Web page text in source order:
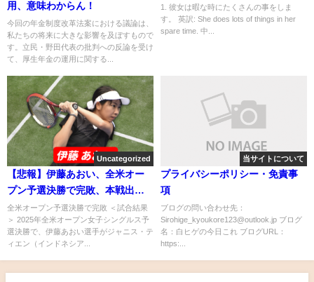
用、意味わからん！
今回の年金制度改革法案における議論は、
私たちの将来に大きな影響を及ぼすもので
す。立民・野田代表の批判への反論を受け
て、厚生年金の運用に関する...
1. 彼女は暇な時にたくさんの事をしま
す。 英訳: She does lots of things in her
spare time. 中...
Uncategorized
【悲報】伊藤あおい、全米オー
プン予選決勝で完敗、本戦出場
ならず！
全米オープン予選決勝で完敗 ＜試合結果
＞ 2025年全米オープン女子シングルス予
選決勝で、伊藤あおい選手がジャニス・テ
ィエン（インドネシア...
当サイトについて
プライバシーポリシー・免責事
項
ブログの問い合わせ先：
Sirohige_kyoukore123@outlook.jp ブログ
名：白ヒゲの今日これ ブログURL：
https:...